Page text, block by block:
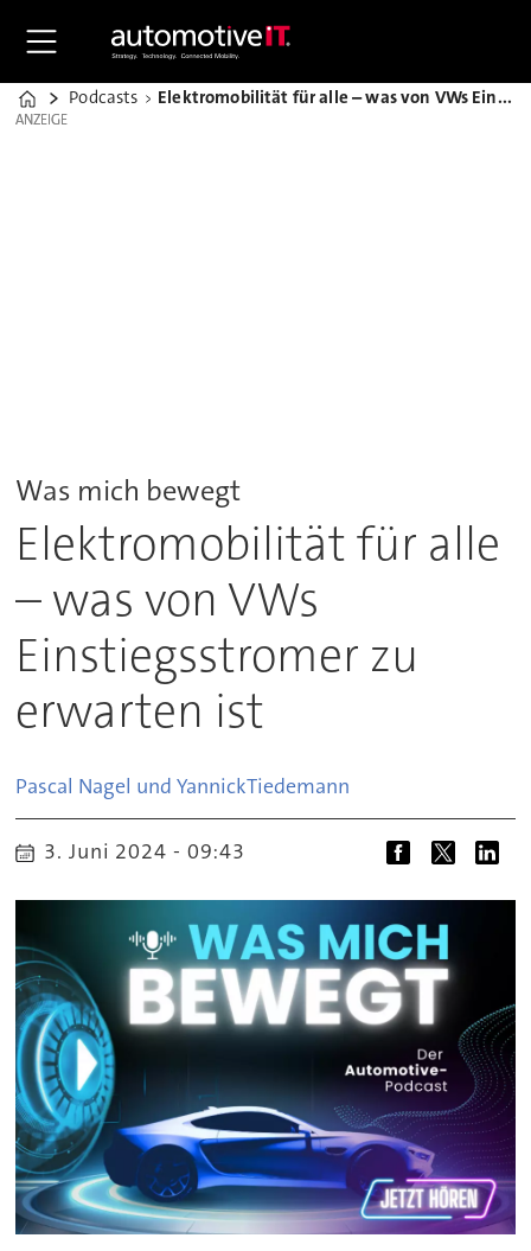
Home
Podcasts Elektromobilität für alle – was von VWs Einstiegsstromer zu erwarten ist
ANZEIGE
ANZEIGE
Was mich bewegt
Elektromobilität für alle
– was von VWs
Einstiegsstromer zu
erwarten ist
Pascal Nagel und YannickTiedemann
3. Juni 2024 - 09:43